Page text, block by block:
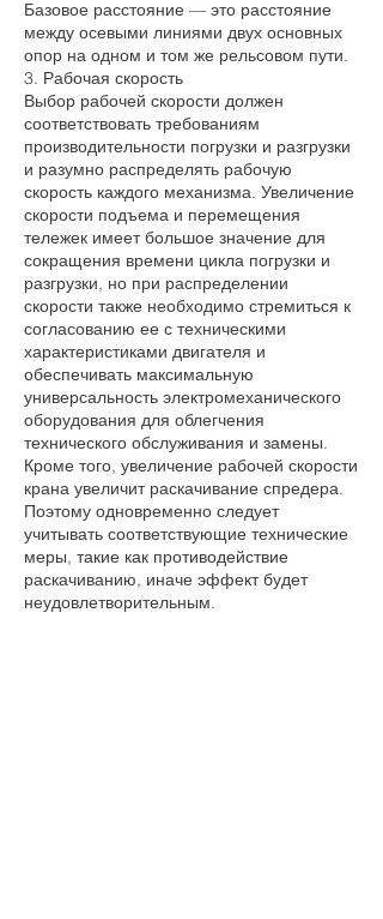
Базовое расстояние — это расстояние
между осевыми линиями двух основных
опор на одном и том же рельсовом пути.
3. Рабочая скорость
Выбор рабочей скорости должен
соответствовать требованиям
производительности погрузки и разгрузки
и разумно распределять рабочую
скорость каждого механизма. Увеличение
скорости подъема и перемещения
тележек имеет большое значение для
сокращения времени цикла погрузки и
разгрузки, но при распределении
скорости также необходимо стремиться к
согласованию ее с техническими
характеристиками двигателя и
обеспечивать максимальную
универсальность электромеханического
оборудования для облегчения
технического обслуживания и замены.
Кроме того, увеличение рабочей скорости
крана увеличит раскачивание спредера.
Поэтому одновременно следует
учитывать соответствующие технические
меры, такие как противодействие
раскачиванию, иначе эффект будет
неудовлетворительным.